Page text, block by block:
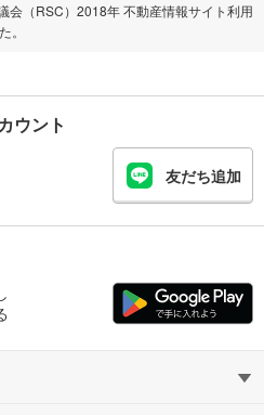
会（RSC）2018年 不動産情報サイト利用
。
ウント
友だち追加